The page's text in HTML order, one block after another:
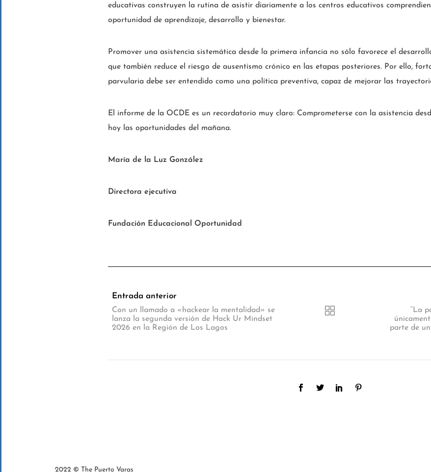
educativas construyen la rutina de asistir diariamente a los centros educativos
oportunidad de aprendizaje, desarrollo y bienestar.
Promover una asistencia sistemática desde la primera infancia no sólo favorece el
que también reduce el riesgo de ausentismo crónico en las etapas posteriores. Por ello,
parvularia debe ser entendido como una política preventiva, capaz de mejorar las
El informe de la OCDE es un recordatorio muy claro: Comprometerse con la asistencia
hoy las oportunidades del mañana.
María de la Luz González
Directora ejecutiva
Fundación Educacional Oportunidad
Entrada anterior
Con un llamado a «hackear la mentalidad» se
lanza la segunda versión de Hack Ur Mindset
2026 en la Región de Los Lagos
“La
parte de
2022 © The Puerto Varas